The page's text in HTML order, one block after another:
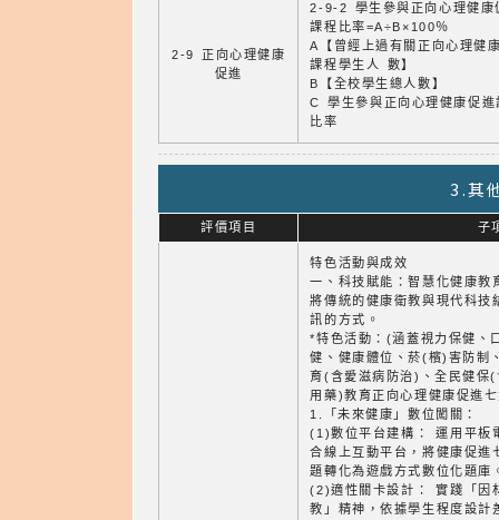
2-9 正向心理健康
促進
2-9-2 學生參與正向心理健康
課程比率=A÷B×100％
A【曾經上過有關正向心理健
課程學生人 數】
B【全校學生總人數】
C 學生參與正向心理健康促進
比率
3.其
評價項目 子
特色活動與成效
一、科技賦能：智慧化健康教
將傳統的健康衛教與現代科技
訊的方式。
*特色活動：(涵蓋視力保健、
健、健康體位、菸(檳)害防制
育(含愛滋病防治)、全民健保(
用藥)教育正向心理健康促進
1.「未來健康」數位闖關：
(1)數位平台建構： 運用平板
合線上互動平台，將健康促進
題轉化為遊戲方式數位化題庫
(2)適性關卡設計： 實踐「因
教」精神，依據學生程度設計